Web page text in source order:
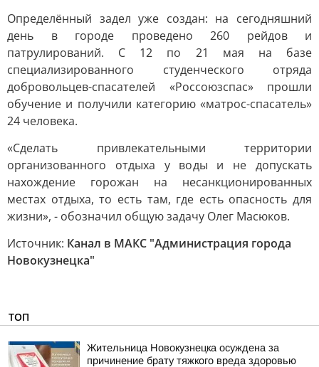
Определённый задел уже создан: на сегодняшний
день в городе проведено 260 рейдов и
патрулирований. С 12 по 21 мая на базе
специализированного студенческого отряда
добровольцев-спасателей «Россоюзспас» прошли
обучение и получили категорию «матрос-спасатель»
24 человека.
«Сделать привлекательными территории
организованного отдыха у воды и не допускать
нахождение горожан на несанкционированных
местах отдыха, то есть там, где есть опасность для
жизни», - обозначил общую задачу Олег Масюков.
Источник: Канал в МАКС "Администрация города
Новокузнецка"
ТОП
Жительница Новокузнецка осуждена за
причинение брату тяжкого вреда здоровью